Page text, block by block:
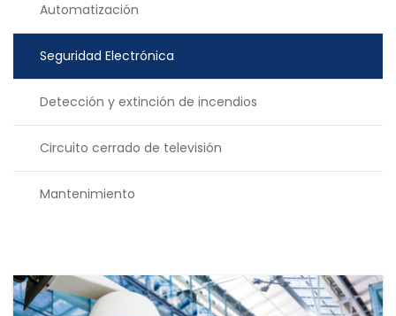
Automatización
Seguridad Electrónica
Detección y extinción de incendios
Circuito cerrado de televisión
Mantenimiento